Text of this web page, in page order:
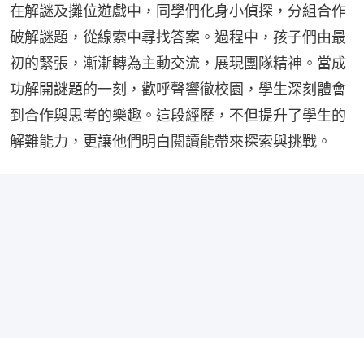
在解謎及攤位遊戲中，同學們化身小偵探，分組合作
破解謎題，從線索中尋找答案。過程中，孩子們由最
初的緊張，漸漸轉為主動交流，展現團隊精神。當成
功解開謎題的一刻，歡呼聲響徹校園，學生深刻體會
到合作與思考的樂趣。這段經歷，不但提升了學生的
解難能力，更讓他們明白閱讀能帶來探索與挑戰。